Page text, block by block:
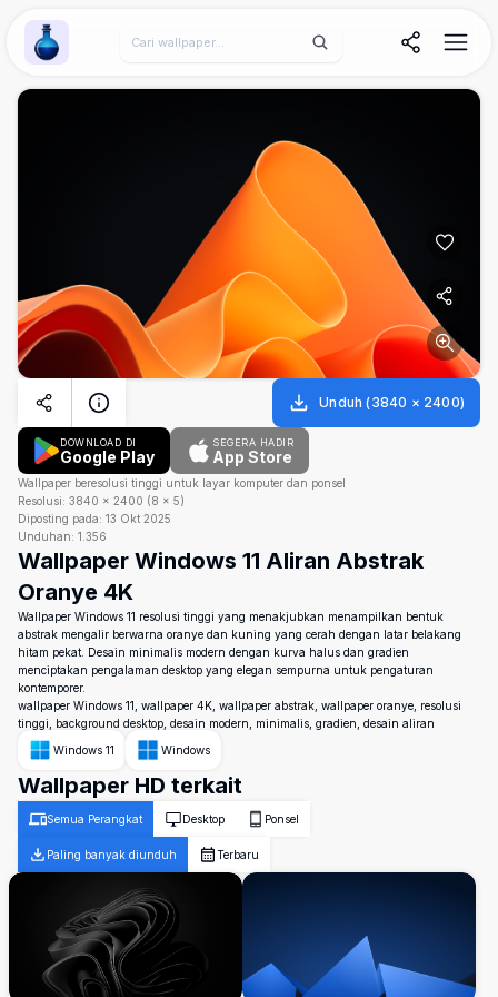
Wallpaper Alchemy
Unduh (3840 × 2400)
DOWNLOAD DI
Google Play
SEGERA HADIR
App Store
Wallpaper beresolusi tinggi untuk layar komputer dan ponsel
Resolusi: 3840 × 2400 (8 × 5)
Diposting pada: 13 Okt 2025
Unduhan: 1.356
Wallpaper Windows 11 Aliran Abstrak
Oranye 4K
Wallpaper Windows 11 resolusi tinggi yang menakjubkan menampilkan bentuk
abstrak mengalir berwarna oranye dan kuning yang cerah dengan latar belakang
hitam pekat. Desain minimalis modern dengan kurva halus dan gradien
menciptakan pengalaman desktop yang elegan sempurna untuk pengaturan
kontemporer.
wallpaper Windows 11, wallpaper 4K, wallpaper abstrak, wallpaper oranye, resolusi
tinggi, background desktop, desain modern, minimalis, gradien, desain aliran
Windows 11
Windows
Wallpaper HD terkait
Semua Perangkat Desktop Ponsel
Paling banyak diunduh Terbaru